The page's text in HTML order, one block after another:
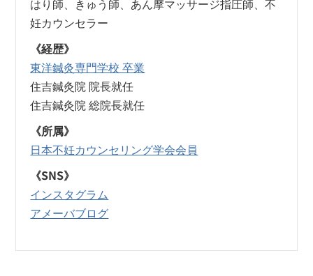
はり師、きゅう師、あん摩マッサージ指圧師、不
妊カウンセラー
《経歴》
東洋鍼灸専門学校 卒業
住吉鍼灸院 院長就任
住吉鍼灸院 総院長就任
《所属》
日本不妊カウンセリング学会会員
《SNS》
インスタグラム
アメーバブログ